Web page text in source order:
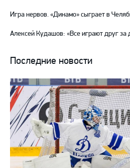
Игра нервов. «Динамо» сыграет в
Алексей Кудашов: «Все играют друг за
Последние новости